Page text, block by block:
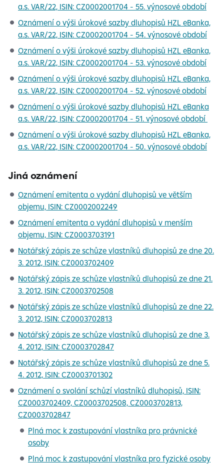
a.s. VAR/22, ISIN: CZ0002001704 - 55. výnosové období
Oznámení o výši úrokové sazby dluhopisů HZL eBanka,
a.s. VAR/22, ISIN: CZ0002001704 - 54. výnosové období
Oznámení o výši úrokové sazby dluhopisů HZL eBanka,
a.s. VAR/22, ISIN: CZ0002001704 - 53. výnosové období
Oznámení o výši úrokové sazby dluhopisů HZL eBanka,
a.s. VAR/22, ISIN: CZ0002001704 - 52. výnosové období
Oznámení o výši úrokové sazby dluhopisů HZL eBanka
a.s. VAR/22, ISIN: CZ0002001704 - 51. výnosové období
Oznámení o výši úrokové sazby dluhopisů HZL eBanka,
a.s. VAR/22, ISIN: CZ0002001704 - 50. výnosové období
Jiná oznámení
Oznámení emitenta o vydání dluhopisů ve větším
objemu, ISIN: CZ0002002249
Oznámení emitenta o vydání dluhopisů v menším
objemu, ISIN: CZ0003703191
Notářský zápis ze schůze vlastníků dluhopisů ze dne 20.
3. 2012, ISIN: CZ0003702409
Notářský zápis ze schůze vlastníků dluhopisů ze dne 21.
3. 2012, ISIN: CZ0003702508
Notářský zápis ze schůze vlastníků dluhopisů ze dne 22.
3. 2012, ISIN: CZ0003702813
Notářský zápis ze schůze vlastníků dluhopisů ze dne 3.
4. 2012, ISIN: CZ0003702847
Notářský zápis ze schůze vlastníků dluhopisů ze dne 5.
4. 2012, ISIN: CZ0003701302
Oznámení o svolání schůzí vlastníků dluhopisů, ISIN:
CZ0003702409, CZ0003702508, CZ0003702813,
CZ0003702847
Plná moc k zastupování vlastníka pro právnické
osoby
Plná moc k zastupování vlastníka pro fyzické osoby